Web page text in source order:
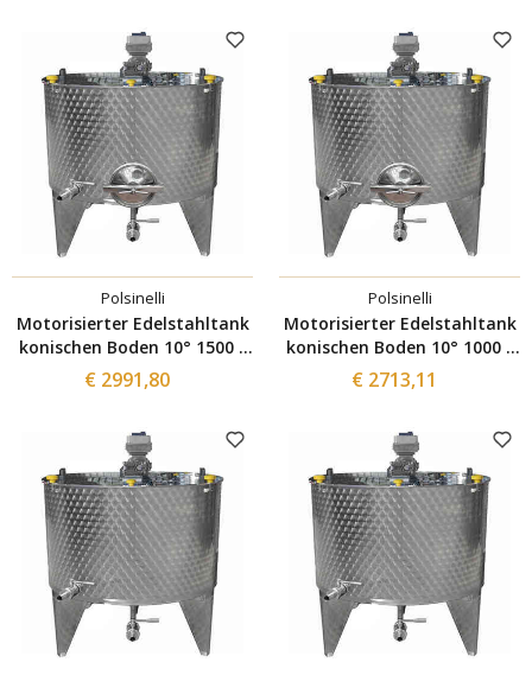
Polsinelli
Motorisierter Edelstahltank
konischen Boden 10° 1500 L
mit Inverter und Mannloch
Ø300
€ 2991,80
Polsinelli
Motorisierter Edelstahltank
konischen Boden 10° 1000 L
mit Inverter und Mannloch
Ø300
€ 2713,11